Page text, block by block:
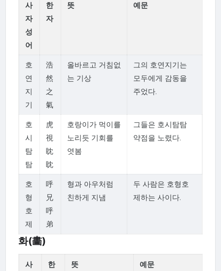
사
자
성
어
한
자
뜻 예문
호
연
지
기
浩
然
之
氣
올바르고 거침없
는 기상
그의 호연지기는
모두에게 감동을
주었다.
호
시
탐
탐
虎
視
眈
眈
호랑이가 먹이를
노리듯 기회를
엿봄
그들은 호시탐탐
약점을 노렸다.
호
형
호
제
呼
兄
呼
弟
형과 아우처럼
친하게 지냄
두 사람은 호형호
제하는 사이다.
화(畵)
사
한
뜻 예문